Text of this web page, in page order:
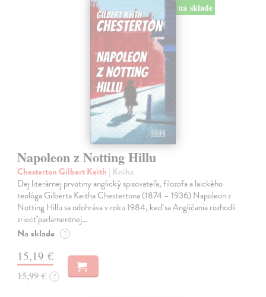
na sklade
Napoleon z Notting Hillu
Chesterton Gilbert Keith | Kniha
Dej literárnej prvotiny anglický spisovateľa, filozofa a laického
teológa Gilberta Keitha Chestertona (1874 – 1936) Napoleon z
Notting Hillu sa odohráva v roku 1984, keď sa Angličania rozhodli
zriecť parlamentnej…
Na sklade ?
15,19 €
15,99 € ?